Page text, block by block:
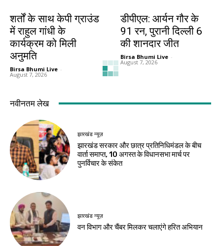
शर्तों के साथ केपी ग्राउंड
में राहुल गांधी के
कार्यक्रम को मिली
अनुमति
Birsa Bhumi Live -
August 7, 2026
डीपीएल: आर्यन गौर के
91 रन, पुरानी दिल्ली 6
की शानदार जीत
Birsa Bhumi Live -
August 7, 2026
देश-विदेश
ईरान के केशम द्वीप के
पास धमाकों से बढ़ा तनाव,
बढ़ी चिंता
Birsa Bhumi Live
August 7, 2026
देश-विदेश
प्रधानमंत्री मोदी ने साझा